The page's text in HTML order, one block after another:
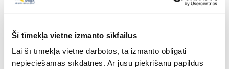
Šī tīmekļa vietne izmanto sīkfailus
Lai šī tīmekļa vietne darbotos, tā izmanto obligāti
nepieciešamās sīkdatnes. Ar jūsu piekrišanu papildus
Pirkt
16.29 €